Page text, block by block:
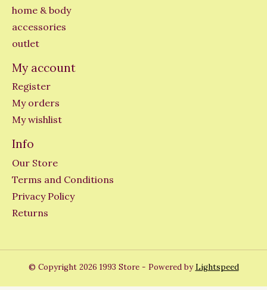
home & body
accessories
outlet
My account
Register
My orders
My wishlist
Info
Our Store
Terms and Conditions
Privacy Policy
Returns
© Copyright 2026 1993 Store - Powered byLightspeed